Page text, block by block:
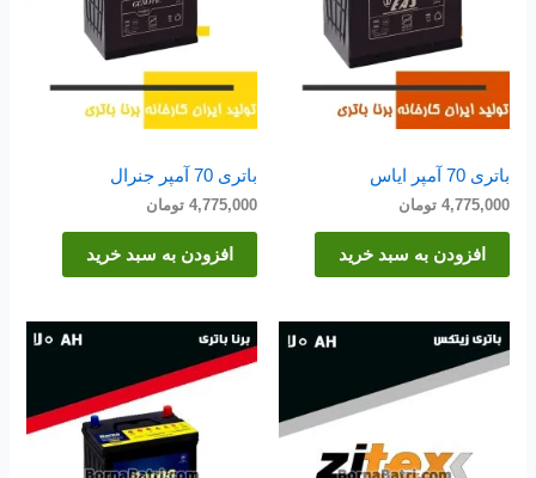
باتری 70 آمپر ایاس
4,775,000 تومان
افزودن به سبد خرید
باتری 70 آمپر جنرال
4,775,000 تومان
افزودن به سبد خرید